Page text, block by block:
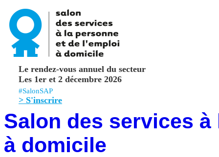
Le rendez-vous annuel du secteur
Les 1er et 2 décembre 2026
#SalonSAP
> S'inscrire
Salon des services
à domicile